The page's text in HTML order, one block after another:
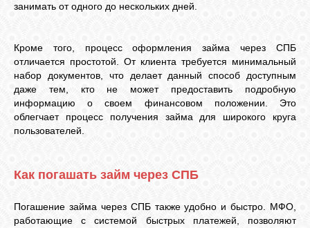
ВХОД
RSS
VK
занимать от одного до нескольких дней.
Кроме того, процесс оформления займа через СПБ
отличается простотой. От клиента требуется минимальный
набор документов, что делает данный способ доступным
даже тем, кто не может предоставить подробную
информацию о своем финансовом положении. Это
облегчает процесс получения займа для широкого круга
пользователей.
Как погашать займ через СПБ
Погашение займа через СПБ также удобно и быстро. МФО,
работающие с системой быстрых платежей, позволяют